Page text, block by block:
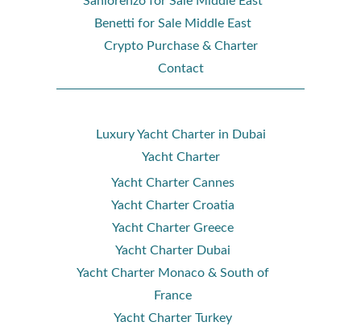
Benetti for Sale Middle East
Crypto Purchase & Charter
Contact
Luxury Yacht Charter in Dubai
Yacht Charter
Yacht Charter Cannes
Yacht Charter Croatia
Yacht Charter Greece
Yacht Charter Dubai
Yacht Charter Monaco & South of
France
Yacht Charter Turkey